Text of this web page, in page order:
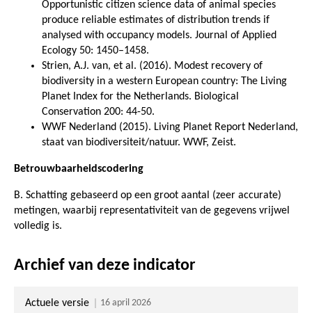
Opportunistic citizen science data of animal species
produce reliable estimates of distribution trends if
analysed with occupancy models. Journal of Applied
Ecology 50: 1450–1458.
Strien, A.J. van, et al. (2016). Modest recovery of
biodiversity in a western European country: The Living
Planet Index for the Netherlands. Biological
Conservation 200: 44-50.
WWF Nederland (2015). Living Planet Report Nederland,
staat van biodiversiteit/natuur. WWF, Zeist.
Betrouwbaarheidscodering
B. Schatting gebaseerd op een groot aantal (zeer accurate)
metingen, waarbij representativiteit van de gegevens vrijwel
volledig is.
Archief van deze indicator
Actuele versie 16 april 2026